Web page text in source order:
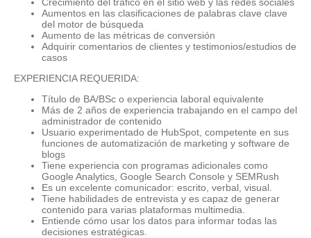
Aumentos en las clasificaciones de palabras clave clave
del motor de búsqueda
Aumento de las métricas de conversión
Adquirir comentarios de clientes y testimonios/estudios de
casos
EXPERIENCIA REQUERIDA:
Título de BA/BSc o experiencia laboral equivalente
Más de 2 años de experiencia trabajando en el campo del
administrador de contenido
Usuario experimentado de HubSpot, competente en sus
funciones de automatización de marketing y software de
blogs
Tiene experiencia con programas adicionales como
Google Analytics, Google Search Console y SEMRush
Es un excelente comunicador: escrito, verbal, visual.
Tiene habilidades de entrevista y es capaz de generar
contenido para varias plataformas multimedia.
Entiende cómo usar los datos para informar todas las
decisiones estratégicas.